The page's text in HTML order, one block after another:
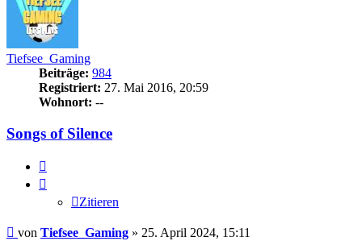
Tiefsee_Gaming
Beiträge: 984
Registriert: 27. Mai 2016, 20:59
Wohnort: --
Songs of Silence
Zitieren
Beitrag
von Tiefsee_Gaming » 25. April 2024, 15:11